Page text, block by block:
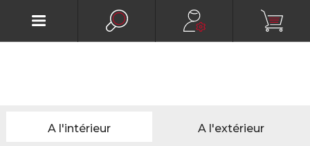
A l'intérieur A l'extérieur